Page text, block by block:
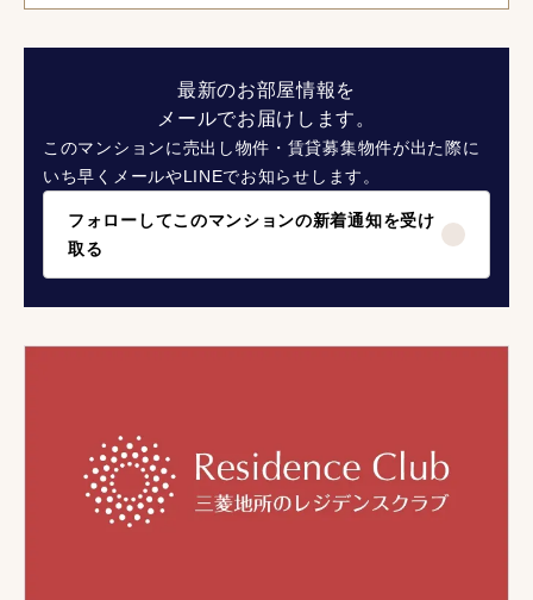
最新のお部屋情報を
メールでお届けします。
このマンションに売出し物件・賃貸募集物件が出た際に
いち早くメールやLINEでお知らせします。
フォローしてこのマンションの新着通知を受け
取る